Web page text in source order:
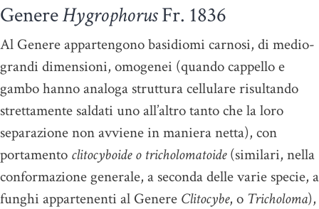
GenereHygrophorusFr. 1836
Al Genere appartengono basidiomi carnosi, di medio-
grandi dimensioni, omogenei (quando cappello e
gambo hanno analoga struttura cellulare risultando
strettamente saldati uno all’altro tanto che la loro
separazione non avviene in maniera netta), con
portamento clitocyboide o tricholomatoide(similari, nella
conformazione generale, a seconda delle varie specie, a
funghi appartenenti al Genere Clitocybe, o Tricholoma),